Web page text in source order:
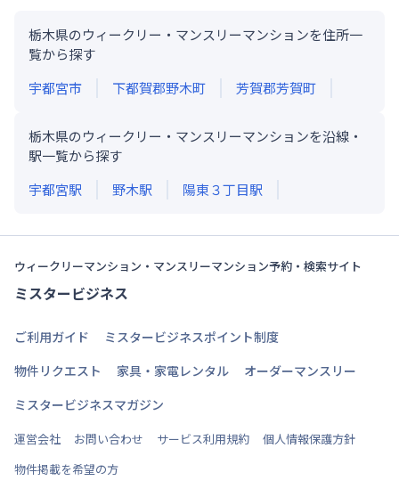
栃木県のウィークリー・マンスリーマンションを住所一
覧から探す
宇都宮市
下都賀郡野木町 芳賀郡芳賀町
栃木県のウィークリー・マンスリーマンションを沿線・
駅一覧から探す
宇都宮駅 野木駅 陽東３丁目駅
ウィークリーマンション・マンスリーマンション予約・検索サイト
ミスタービジネス
ご利用ガイド
ミスタービジネスポイント制度
物件リクエスト
家具・家電レンタル
オーダーマンスリー
ミスタービジネスマガジン
運営会社 お問い合わせ サービス利用規約
個人情報保護方針
物件掲載を希望の方